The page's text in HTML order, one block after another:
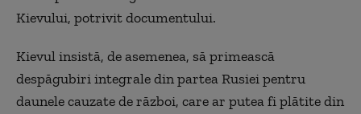
Kievului, potrivit documentului.
Kievul insistă, de asemenea, să primească
despăgubiri integrale din partea Rusiei pentru
daunele cauzate de război, care ar putea fi plătite din